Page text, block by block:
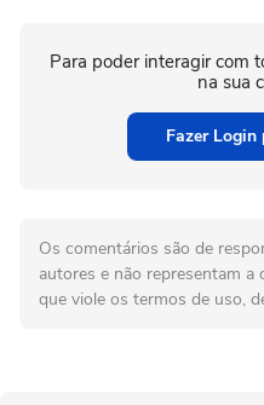
Para poder interagir com
na sua
Fazer
Os comentários são de
autores e não representam a
que viole os termos de uso,